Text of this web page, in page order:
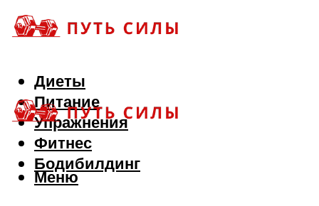
Диеты
Питание
Упражнения
Фитнес
Бодибилдинг
Меню